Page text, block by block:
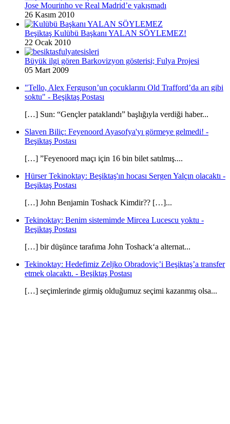
Jose Mourinho ve Real Madrid’e yakışmadı
26 Kasım 2010
Beşiktaş Kulübü Başkanı YALAN SÖYLEMEZ!
22 Ocak 2010
Büyük ilgi gören Barkovizyon gösterisi; Fulya Projesi
05 Mart 2009
"Tello, Alex Ferguson’un çocuklarını Old Trafford’da arı gibi
soktu" - Beşiktaş Postası
[…] Sun: “Gençler pataklandı” başlığıyla verdiği haber...
Slaven Biliç: Feyenoord Ayasofya'yı görmeye gelmedi! -
Beşiktaş Postası
[…] ”Feyenoord maçı için 16 bin bilet satılmış....
Hürser Tekinoktay: Beşiktaş'ın hocası Sergen Yalçın olacaktı -
Beşiktaş Postası
[…] John Benjamin Toshack Kimdir?? […]...
Tekinoktay: Benim sistemimde Mircea Lucescu yoktu -
Beşiktaş Postası
[…] bir düşünce tarafıma John Toshack‘a alternat...
Tekinoktay: Hedefimiz Zeljko Obradoviç’i Beşiktaş’a transfer
etmek olacaktı. - Beşiktaş Postası
[…] seçimlerinde girmiş olduğumuz seçimi kazanmış olsa...